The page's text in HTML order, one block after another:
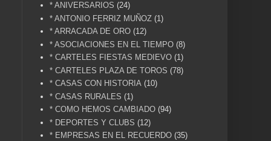
* ANIVERSARIOS (24)
* ANTONIO FERRIZ MUÑOZ (1)
* ARRACADA DE ORO (12)
* ASOCIACIONES EN EL TIEMPO (8)
* CARTELES FIESTAS MEDIEVO (1)
* CARTELES PLAZA DE TOROS (78)
* CASAS CON HISTORIA (10)
* CASAS RURALES (1)
* COMO HEMOS CAMBIADO (94)
* DEPORTES Y CLUBS (12)
* EMPRESAS EN EL RECUERDO (35)